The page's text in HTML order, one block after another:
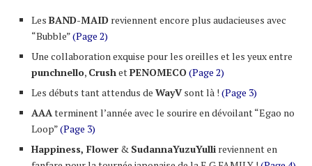
Les BAND-MAID reviennent encore plus audacieuses avec
“Bubble”(Page 2)
Une collaboration exquise pour les oreilles et les yeux entre
punchnello, CrushetPENOMECO(Page 2)
Les débuts tant attendus de WayVsont là ! (Page 3)
AAAterminent l’année avec le sourire en dévoilant “Egao no
Loop”(Page 3)
Happiness, Flower & SudannaYuzuYulli reviennent en